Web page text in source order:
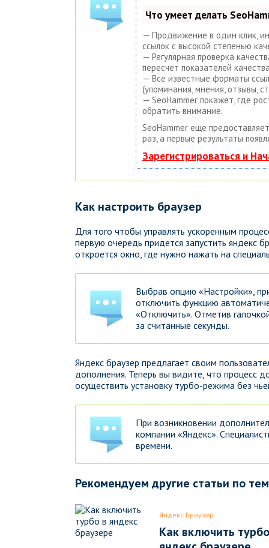
Что умеет делать
— Продвижение в один клик,
ссылок с высокой степенью
— Регулярная проверка
пересчет показателей
— Все известные форматы
(упоминания, мнения, отзывы,
— SeoHammer покажет, где
обратить внимание.
SeoHammer еще
раз, а первые результаты
Зарегистрироваться и
Как настроить браузер
Для того чтобы управлять ускоренным
первую очередь придется запустить яндекс
откроется окно, где нужно нажать на
Выбрав опцию «Настройки»,
отключить функцию
«Отключить». Отметив
за считанные секунды.
Яндекс браузер предлагает своим
дополнения. Теперь вы видите, что
осуществить установку турбо-режима без
При возникновении
компании «Яндекс».
времени.
Рекомендуем другие статьи по
Яндекс Браузер
Как включить